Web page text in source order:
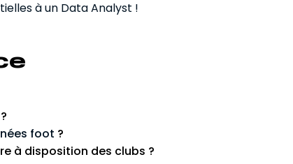
à un Data Analyst !
foot ?
à disposition des clubs ?